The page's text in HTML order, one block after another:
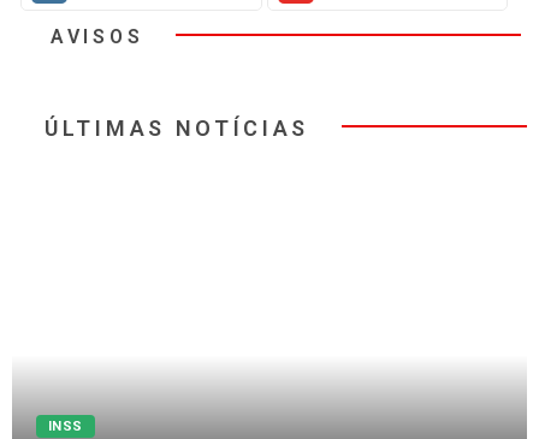
AVISOS
ÚLTIMAS NOTÍCIAS
INSS